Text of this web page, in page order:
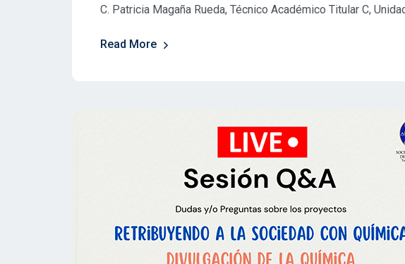
C. Patricia Magaña Rueda, Técnico Académico Titular C,
Read More